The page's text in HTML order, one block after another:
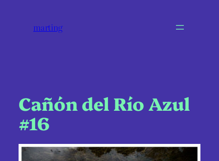
marting
Cañón del Río Azul
#16